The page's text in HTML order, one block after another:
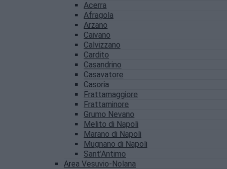
Acerra
Afragola
Arzano
Caivano
Calvizzano
Cardito
Casandrino
Casavatore
Casoria
Frattamaggiore
Frattaminore
Grumo Nevano
Melito di Napoli
Marano di Napoli
Mugnano di Napoli
Sant’Antimo
Area Vesuvio-Nolana